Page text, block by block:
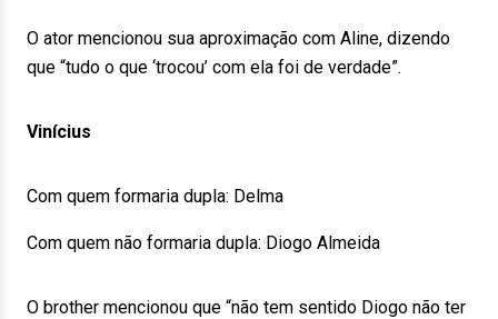
O ator mencionou sua aproximação com Aline, dizendo
que “tudo o que ‘trocou’ com ela foi de verdade”.
Vinícius
Com quem formaria dupla: Delma
Com quem não formaria dupla: Diogo Almeida
O brother mencionou que “não tem sentido Diogo não ter